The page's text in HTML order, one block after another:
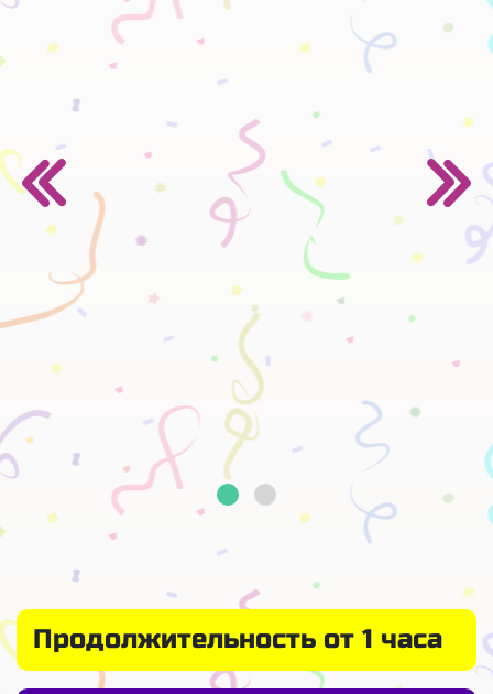
Продолжительность от 1 часа